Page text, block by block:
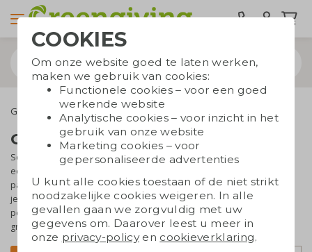
Geefmomenten Geschenksets
Geschenksets bedrukken
Soms wil je je relaties of personeel nét iets extra's geven. Dan is
een geschenkset een zeer goed idee! We hebben diverse
pakketten met een thema, maar het is ook mogelijk om
je
geschenksetzelf samen te stellen. Zo maak je een geschenk wat
perfect aansluit bij jouw medewerkers of relaties! Wij helpen je
graag met jouw idealeduurzame geschenkset
COOKIES
Om onze website goed te laten werken,
maken we gebruik van cookies:
Functionele cookies – voor een goed
werkende website
Analytische cookies – voor inzicht in het
gebruik van onze website
Marketing cookies – voor
gepersonaliseerde advertenties
U kunt alle cookies toestaan of de niet strikt
noodzakelijke cookies weigeren. In alle
gevallen gaan we zorgvuldig met uw
gegevens om. Daarover leest u meer in
onze privacy-policyen cookieverklaring.